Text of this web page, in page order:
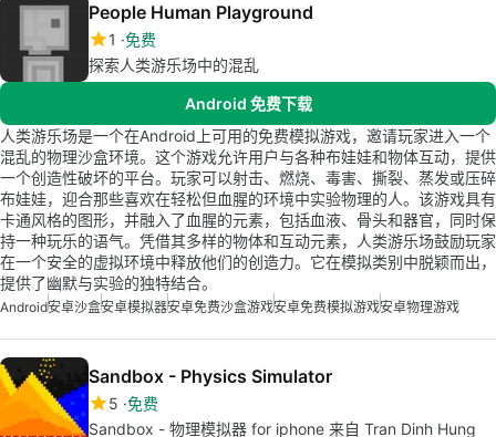
People Human Playground
1 免费
探索人类游乐场中的混乱
Android 免费下载
人类游乐场是一个在Android上可用的免费模拟游戏，邀请玩家进入一个
混乱的物理沙盒环境。这个游戏允许用户与各种布娃娃和物体互动，提供
一个创造性破坏的平台。玩家可以射击、燃烧、毒害、撕裂、蒸发或压碎
布娃娃，迎合那些喜欢在轻松但血腥的环境中实验物理的人。该游戏具有
卡通风格的图形，并融入了血腥的元素，包括血液、骨头和器官，同时保
持一种玩乐的语气。凭借其多样的物体和互动元素，人类游乐场鼓励玩家
在一个安全的虚拟环境中释放他们的创造力。它在模拟类别中脱颖而出，
提供了幽默与实验的独特结合。
Android安卓沙盒安卓模拟器安卓免费沙盒游戏安卓免费模拟游戏安卓物理游戏
Sandbox - Physics Simulator
5 免费
Sandbox - 物理模拟器 for iphone 来自 Tran Dinh Hung